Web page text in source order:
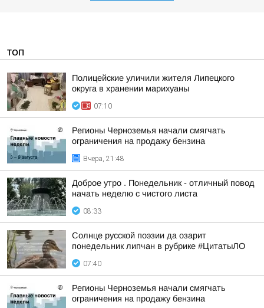
ТОП
Полицейские уличили жителя Липецкого
округа в хранении марихуаны
07:10
Регионы Черноземья начали смягчать
ограничения на продажу бензина
Вчера, 21:48
Доброе утро . Понедельник - отличный повод
начать неделю с чистого листа
08:33
Солнце русской поэзии да озарит
понедельник липчан в рубрике #ЦитатыЛО
07:40
Регионы Черноземья начали смягчать
ограничения на продажу бензина